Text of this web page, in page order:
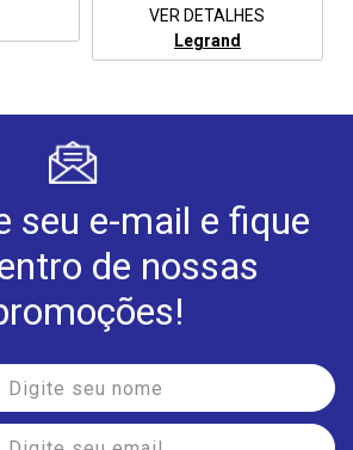
VER DETALHES
Legrand
seu e-mail e fique
de nossas